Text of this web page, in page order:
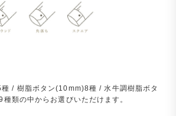
/ 樹脂ボタン(10mm)8種 / 水牛調樹脂ボタ
類の中からお選びいただけます。